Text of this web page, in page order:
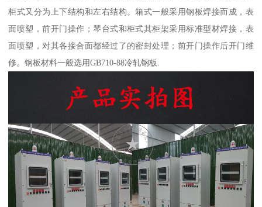
柜式又分为上下结构和左右结构。箱式一般采用钢板焊接而成，表
面喷塑，前开门操作；琴台式和柜式其柜架采用标准型材焊接，表
面喷塑，对其各接合面都经过了的密封处理；前开门操作后开门维
修。钢板材料一般选用GB710-88冷轧钢板.